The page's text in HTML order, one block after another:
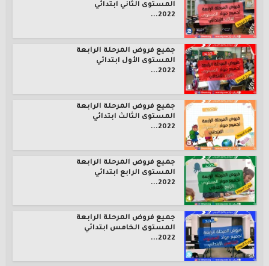
المستوى الثاني ابتدائي
2022...
جميع فروض المرحلة الرابعة
المستوى الأول ابتدائي
2022...
جميع فروض المرحلة الرابعة
المستوى الثالث ابتدائي
2022...
جميع فروض المرحلة الرابعة
المستوى الرابع ابتدائي
2022...
جميع فروض المرحلة الرابعة
المستوى الخامس ابتدائي
2022...